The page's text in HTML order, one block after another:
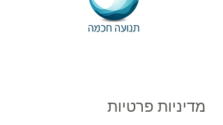
מדיניות פרטיות